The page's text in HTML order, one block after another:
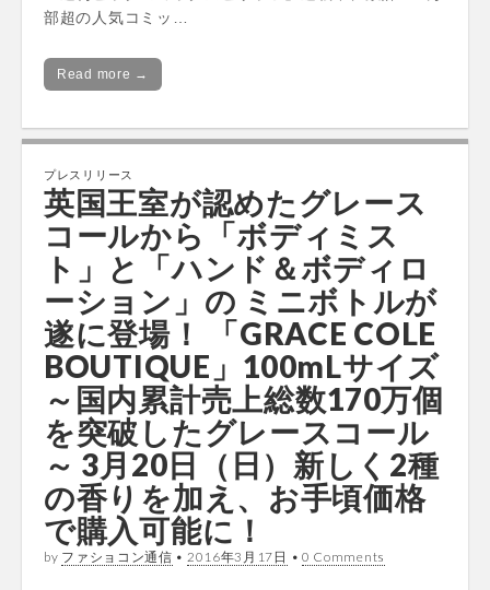
部超の人気コミッ…
Read more →
プレスリリース
英国王室が認めたグレース
コールから「ボディミス
ト」と「ハンド＆ボディロ
ーション」の ミニボトルが
遂に登場！ 「GRACE COLE
BOUTIQUE」100mLサイズ
～国内累計売上総数170万個
を突破したグレースコール
～ 3月20日（日）新しく2種
の香りを加え、お手頃価格
で購入可能に！
by ファショコン通信 • 2016年3月17日 • 0 Comments